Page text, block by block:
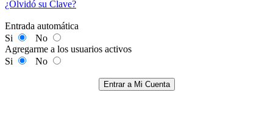
¿Olvidó su Clave?
Entrada automática
Si
No
Agregarme a los usuarios activos
Si
No
Entrar a Mi Cuenta